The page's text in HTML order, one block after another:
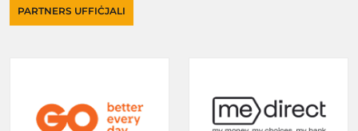
PARTNERS UFFIĊJALI